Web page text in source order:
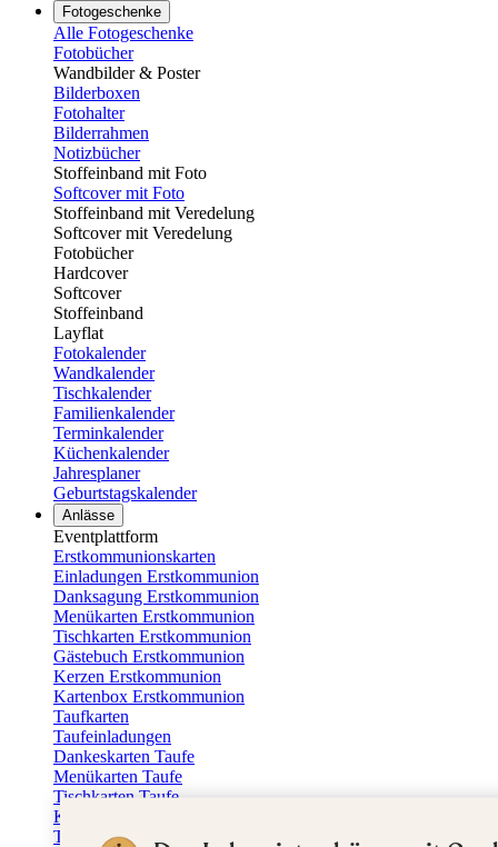
Fotogeschenke
Alle Fotogeschenke
Fotobücher
Wandbilder & Poster
Bilderboxen
Fotohalter
Bilderrahmen
Notizbücher
Stoffeinband mit Foto
Softcover mit Foto
Stoffeinband mit Veredelung
Softcover mit Veredelung
Fotobücher
Hardcover
Softcover
Stoffeinband
Layflat
Fotokalender
Wandkalender
Tischkalender
Familienkalender
Terminkalender
Küchenkalender
Jahresplaner
Geburtstagskalender
Anlässe
Eventplattform
Erstkommunionskarten
Einladungen Erstkommunion
Danksagung Erstkommunion
Menükarten Erstkommunion
Tischkarten Erstkommunion
Gästebuch Erstkommunion
Kerzen Erstkommunion
Kartenbox Erstkommunion
Taufkarten
Taufeinladungen
Dankeskarten Taufe
Menükarten Taufe
Tischkarten Taufe
Kirchenheft Taufe
Taufkerzen